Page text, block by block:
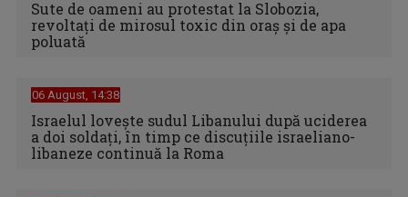
Sute de oameni au protestat la Slobozia,
revoltați de mirosul toxic din oraș și de apa
poluată
06 August, 14:38
Israelul loveşte sudul Libanului după uciderea
a doi soldaţi, în timp ce discuţiile israeliano-
libaneze continuă la Roma